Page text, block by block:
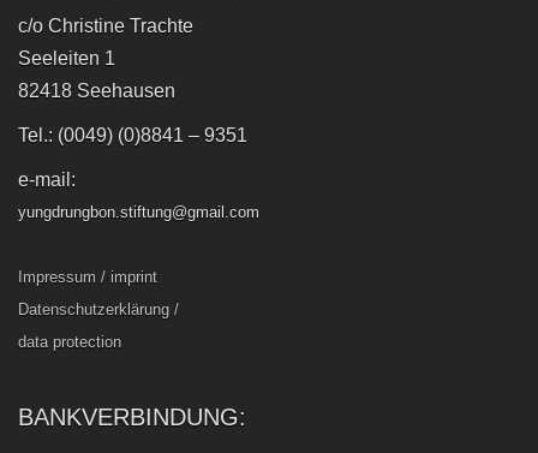
c/o Christine Trachte
Seeleiten 1
82418 Seehausen
Tel.: (0049) (0)8841 – 9351
e-mail:
yungdrungbon.stiftung@gmail.com
Impressum / imprint
Datenschutzerklärung /
data protection
BANKVERBINDUNG: